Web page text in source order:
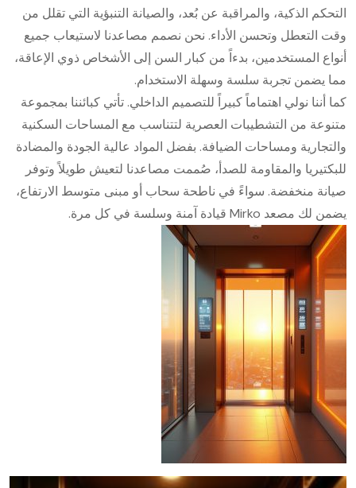
التحكم الذكية، والمراقبة عن بُعد، والصيانة التنبؤية التي تقلل من
وقت التعطل وتحسن الأداء. نحن نصمم مصاعدنا لاستيعاب جميع
أنواع المستخدمين، بدءاً من كبار السن إلى الأشخاص ذوي الإعاقة،
مما يضمن تجربة سلسة وسهلة الاستخدام.
كما أننا نولي اهتماماً كبيراً للتصميم الداخلي. تأتي كبائننا بمجموعة
متنوعة من التشطيبات العصرية لتتناسب مع المساحات السكنية
والتجارية ومساحات الضيافة. بفضل المواد عالية الجودة والمضادة
للبكتيريا والمقاومة للصدأ، صُممت مصاعدنا لتعيش طويلاً وتوفر
صيانة منخفضة. سواءً في ناطحة سحاب أو مبنى متوسط الارتفاع،
يضمن لك مصعد Mirko قيادة آمنة وسلسة في كل مرة.